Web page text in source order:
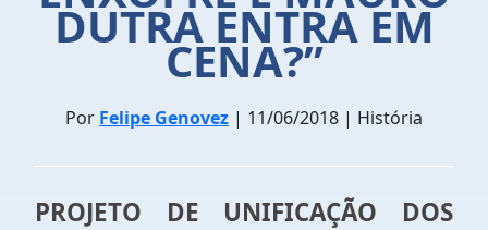
DUTRA ENTRA EM
CENA?”
Por Felipe Genovez | 11/06/2018 | História
PROJETO DE UNIFICAÇÃO DOS